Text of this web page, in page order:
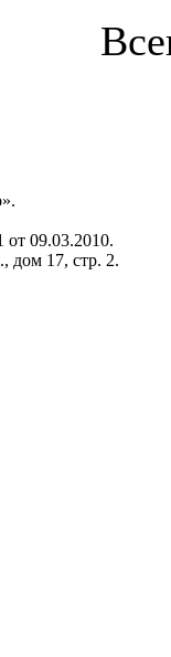
09.03.2010.
дом 17, стр. 2.